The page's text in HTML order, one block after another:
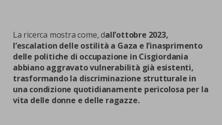
La ricerca mostra come, dall’ottobre 2023,
l’escalation delle ostilità a Gaza e l’inasprimento
delle politiche di occupazione in Cisgiordania
abbiano aggravato vulnerabilità già esistenti,
trasformando la discriminazione strutturale in
una condizione quotidianamente pericolosa per la
vita delle donne e delle ragazze.